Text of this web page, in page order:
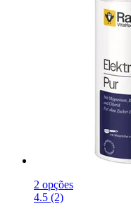
2 opções
4.5 (2)